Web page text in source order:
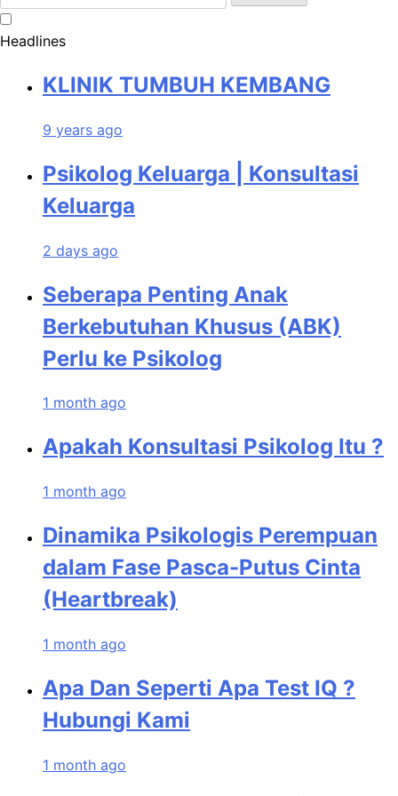
for:
Headlines
KLINIK TUMBUH KEMBANG
9 years ago
Psikolog Keluarga | Konsultasi
Keluarga
2 days ago
Seberapa Penting Anak
Berkebutuhan Khusus (ABK)
Perlu ke Psikolog
1 month ago
Apakah Konsultasi Psikolog Itu ?
1 month ago
Dinamika Psikologis Perempuan
dalam Fase Pasca-Putus Cinta
(Heartbreak)
1 month ago
Apa Dan Seperti Apa Test IQ ?
Hubungi Kami
1 month ago